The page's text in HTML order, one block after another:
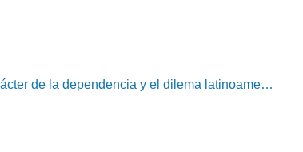
de la dependencia y el dilema latinoame…